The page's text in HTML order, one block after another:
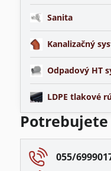
Sanita
Kanalizačný
Odpadový HT
LDPE tlakové
055/